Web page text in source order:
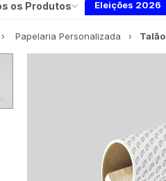
os Produtos Eleições 2026
Papelaria Personalizada